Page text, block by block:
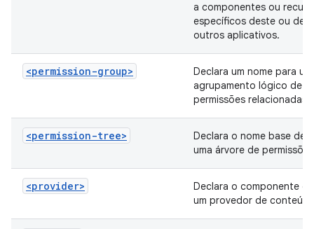
a componentes ou
específicos deste ou de
outros aplicativos.
<permission-group>
Declara um nome para um
agrupamento lógico de
permissões relacionadas.
<permission-tree>
Declara o nome base de
uma árvore de
<provider>
Declara o componente de
um provedor de